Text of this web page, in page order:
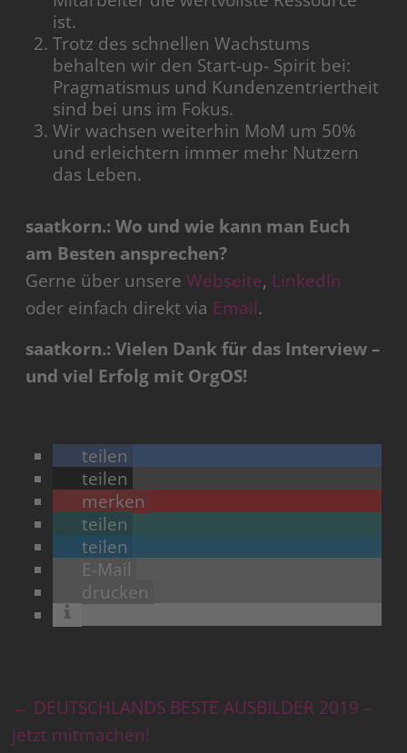
ist.
Trotz des schnellen Wachstums
behalten wir den Start-up- Spirit bei:
Pragmatismus und Kundenzentriertheit
sind bei uns im Fokus.
Wir wachsen weiterhin MoM um 50%
und erleichtern immer mehr Nutzern
das Leben.
saatkorn.: Wo und wie kann man Euch
am Besten ansprechen?
Gerne über unsereWebseite, LinkedIn
oder einfach direkt via Email.
saatkorn.: Vielen Dank für das Interview –
und viel Erfolg mit OrgOS!
teilen
teilen
merken
teilen
teilen
E-Mail
drucken
← DEUTSCHLANDS BESTE AUSBILDER 2019 –
jetzt mitmachen!